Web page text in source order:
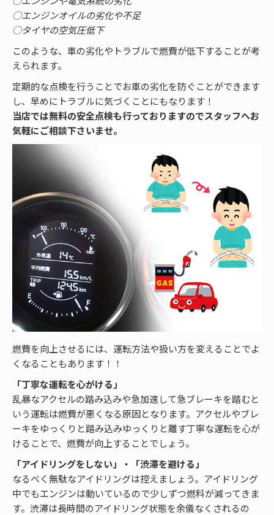
○エンジンオイルの劣化や不足
○タイヤの空気圧低下
このような、車の劣化やトラブルで燃費が低下することが考
えられます。
定期的な点検を行うことでお車の劣化を防ぐことができます
し、早めにトラブルに気づくことにもなります！
当店では無料の安全点検も行っておりますのでスタッフへお
気軽にご相談下さいませ。
燃費を向上させるには、運転方法や扱い方を変えることでよ
くなることもあります！！
「丁寧な運転を心がける」
乱暴なアクセルの踏み込みや急加速して急ブレーキを踏むと
いう運転は燃費が悪くなる原因となります。アクセルやブレ
ーキをゆっくりと踏み込みゆっくりと離す丁寧な運転を心が
けることで、燃費が向上することでしょう。
「アイドリングをしない」・「渋滞を避ける」
なるべく無駄なアイドリングは控えましょう。アイドリング
中でもエンジンは動いているので少しずつ燃料が減ってきま
す。渋滞は長時間のアイドリング状態を余儀なくされるの